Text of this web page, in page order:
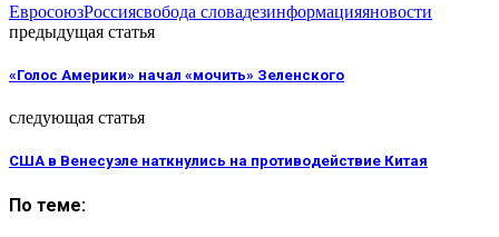
ЕвросоюзРоссиясвобода словадезинформацияяновости
предыдущая статья
«Голос Америки» начал «мочить» Зеленского
следующая статья
США в Венесуэле наткнулись на противодействие Китая
По теме: